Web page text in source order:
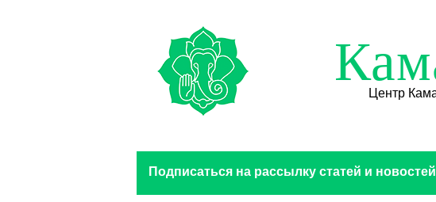
Центр
Подписаться на рассылку статей и